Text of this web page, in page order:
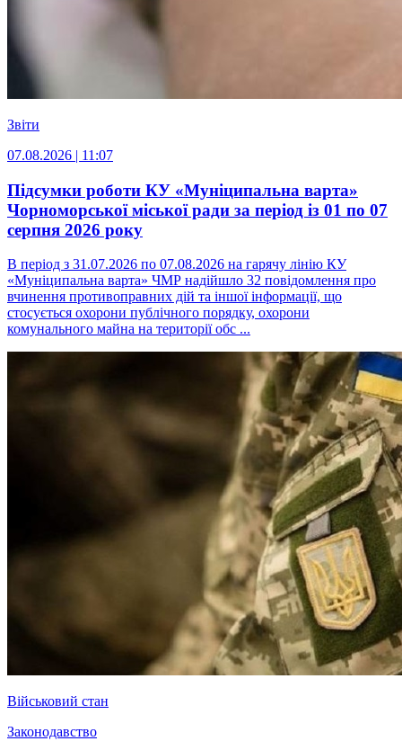
Звіти
07.08.2026 | 11:07
Підсумки роботи КУ «Муніципальна варта»
Чорноморської міської ради за період із 01 по 07
серпня 2026 року
В період з 31.07.2026 по 07.08.2026 на гарячу лінію КУ
«Муніципальна варта» ЧМР надійшло 32 повідомлення про
вчинення противоправних дій та іншої інформації, що
стосується охорони публічного порядку, охорони
комунального майна на території обс ...
Військовий стан
Законодавство